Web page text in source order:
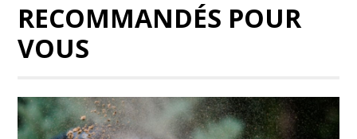
RECOMMANDÉS POUR
VOUS